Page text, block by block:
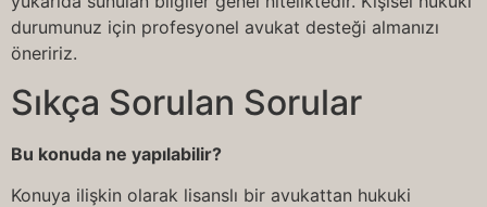
durumunuz için profesyonel avukat desteği almanızı
öneririz.
Sıkça Sorulan Sorular
Bu konuda ne yapılabilir?
Konuya ilişkin olarak lisanslı bir avukattan hukuki